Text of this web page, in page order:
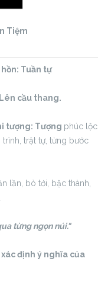
Tiệm
hồn: Tuần tự
cầu thang.
tượng: Tượng phúc lộc
trình, trật tự, từng bước
bò tới, bậc thành,
từng ngọn núi."
định ý nghĩa của